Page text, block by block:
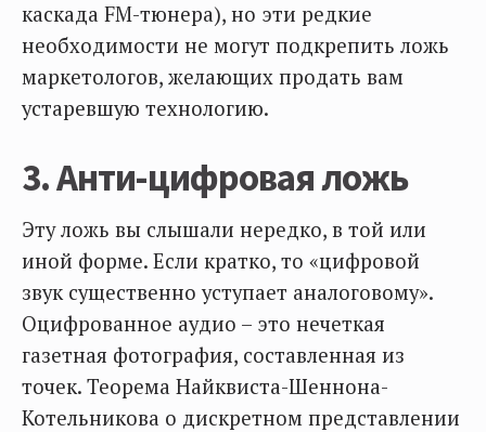
каскада FM-тюнера), но эти редкие
необходимости не могут подкрепить ложь
маркетологов, желающих продать вам
устаревшую технологию.
3. Анти-цифровая ложь
Эту ложь вы слышали нередко, в той или
иной форме. Если кратко, то «цифровой
звук существенно уступает аналоговому».
Оцифрованное аудио – это нечеткая
газетная фотография, составленная из
точек. Теорема Найквиста-Шеннона-
Котельникова о дискретном представлении